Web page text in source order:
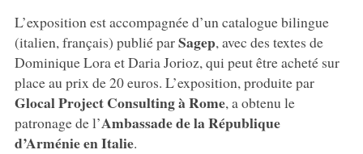
L’exposition est accompagnée d’un catalogue bilingue
(italien, français) publié parSagep, avec des textes de
Dominique Lora et Daria Jorioz, qui peut être acheté sur
place au prix de 20 euros. L’exposition, produite par
Glocal Project Consulting à Rome, a obtenu le
patronage de l’Ambassade de la République
d’Arménie en Italie.